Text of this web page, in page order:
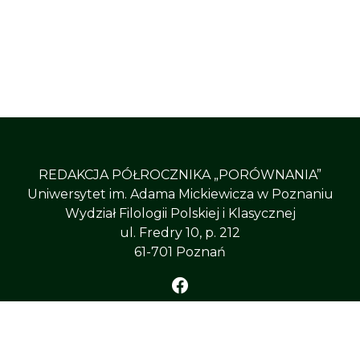
REDAKCJA PÓŁROCZNIKA „PORÓWNANIA”
Uniwersytet im. Adama Mickiewicza w Poznaniu
Wydział Filologii Polskiej i Klasycznej
ul. Fredry 10, p. 212
61-701 Poznań